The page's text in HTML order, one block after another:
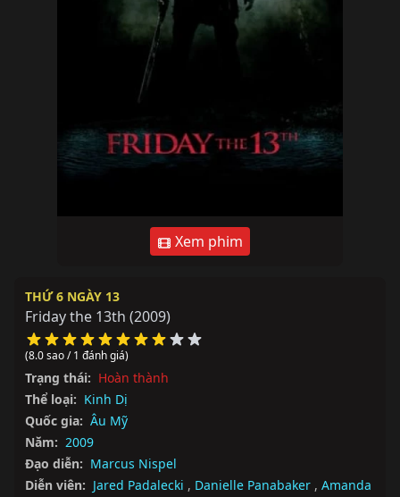
Xem phim
THỨ 6 NGÀY 13
Friday the 13th (2009)
(8.0 sao / 1 đánh giá)
Trạng thái: Hoàn thành
Thể loại: Kinh Dị
Quốc gia: Âu Mỹ
Năm: 2009
Đạo diễn: Marcus Nispel
Diễn viên: Jared Padalecki , Danielle Panabaker , Amanda